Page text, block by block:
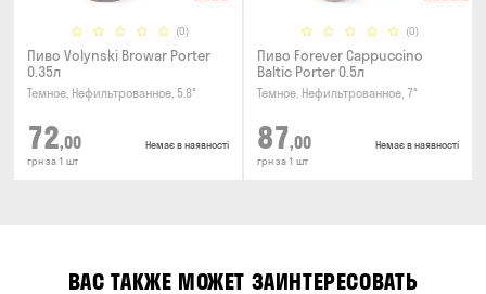
(0)
Пиво Volynski Browar Porter
0.35л
Темное, Нефильтрованное, 5.8°
72,00
грн за 1 шт
Немає в наявності
(0)
Пиво Forever Cappuccino
Baltic Porter 0.5л
Темное, Нефильтрованное, 7°
87,00
грн за 1 шт
Немає в наявності
ВАС ТАКЖЕ МОЖЕТ ЗАИНТЕРЕСОВАТЬ